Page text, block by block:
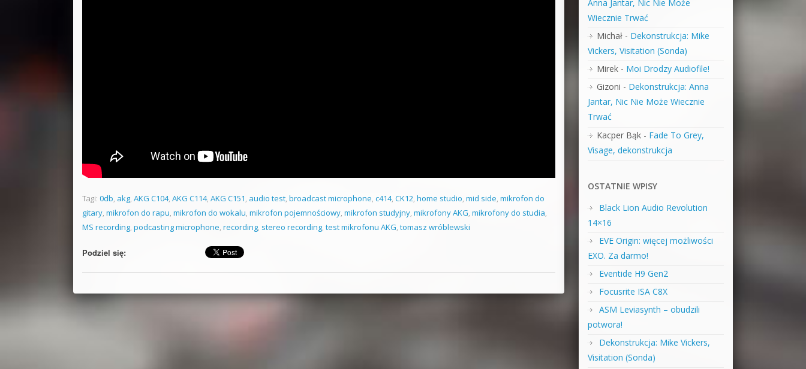
Tagi: 0db, akg, AKG C104, AKG C114, AKG C151, audio test, broadcast microphone, c414, CK12, home studio, mid side, mikrofon do
gitary, mikrofon do rapu, mikrofon do wokalu, mikrofon pojemnościowy, mikrofon studyjny, mikrofony AKG, mikrofony do studia,
MS recording, podcasting microphone, recording, stereo recording, test mikrofonu AKG, tomasz wróblewski
Podziel się:
Anna Jantar, Nic Nie Może
Wiecznie Trwać
Michał- Dekonstrukcja: Mike
Vickers, Visitation (Sonda)
Mirek- Moi Drodzy Audiofile!
Gizoni - Dekonstrukcja: Anna
Jantar, Nic Nie Może Wiecznie
Trwać
Kacper Bąk- Fade To Grey,
Visage, dekonstrukcja
OSTATNIE WPISY
Black Lion Audio Revolution
14×16
EVE Origin: więcej możliwości
EXO. Za darmo!
Eventide H9 Gen2
Focusrite ISA C8X
ASM Leviasynth – obudzili
potwora!
Dekonstrukcja: Mike Vickers,
Visitation (Sonda)